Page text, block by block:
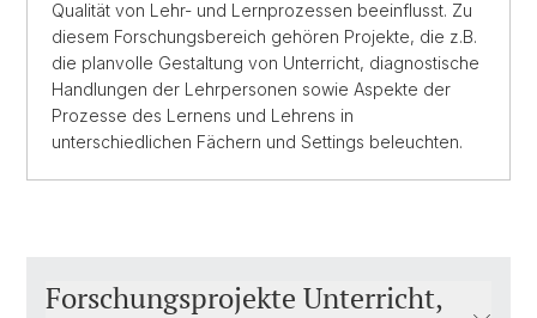
Qualität von Lehr- und Lernprozessen beeinflusst. Zu
diesem Forschungsbereich gehören Projekte, die z.B.
die planvolle Gestaltung von Unterricht, diagnostische
Handlungen der Lehrpersonen sowie Aspekte der
Prozesse des Lernens und Lehrens in
unterschiedlichen Fächern und Settings beleuchten.
Forschungsprojekte Unterricht,